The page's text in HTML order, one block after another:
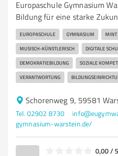
Europaschule Gymnasium
Bildung für eine starke
EUROPASCHULE GYMNASIUM MINT
MUSISCH-KÜNSTLERISCH DIGITALE
DEMOKRATIEBILDUNG SOZIALE
VERANTWORTUNG
Schorenweg 9, 59581
Tel. 02902 8730
gymnasium-warstein.de/
0,00 /